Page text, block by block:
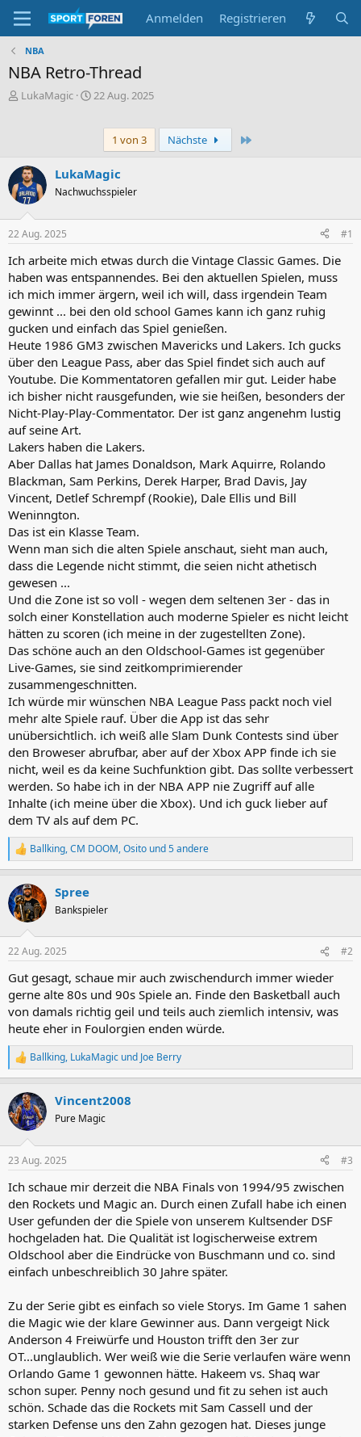
Anmelden Registrieren
NBA
NBA Retro-Thread
E
l
l
e
LukaMagic
E
l
l
t
22 Aug. 2025
1 von 3 Nächste
LukaMagic
Nachwuchsspieler
22 Aug. 2025 #1
Ich arbeite mich etwas durch die Vintage Classic Games. Die
haben was entspannendes. Bei den aktuellen Spielen, muss
ich mich immer ärgern, weil ich will, dass irgendein Team
gewinnt ... bei den old school Games kann ich ganz ruhig
gucken und einfach das Spiel genießen.
Heute 1986 GM3 zwischen Mavericks und Lakers. Ich gucks
über den League Pass, aber das Spiel findet sich auch auf
Youtube. Die Kommentatoren gefallen mir gut. Leider habe
ich bisher nicht rausgefunden, wie sie heißen, besonders der
Nicht-Play-Play-Commentator. Der ist ganz angenehm lustig
auf seine Art.
Lakers haben die Lakers.
Aber Dallas hat James Donaldson, Mark Aquirre, Rolando
Blackman, Sam Perkins, Derek Harper, Brad Davis, Jay
Vincent, Detlef Schrempf (Rookie), Dale Ellis und Bill
Weninngton.
Das ist ein Klasse Team.
Wenn man sich die alten Spiele anschaut, sieht man auch,
dass die Legende nicht stimmt, die seien nicht athetisch
gewesen ...
Und die Zone ist so voll - wegen dem seltenen 3er - das in
solch einer Konstellation auch moderne Spieler es nicht leicht
hätten zu scoren (ich meine in der zugestellten Zone).
Das schöne auch an den Oldschool-Games ist gegenüber
Live-Games, sie sind zeitkomprimierender
zusammengeschnitten.
Ich würde mir wünschen NBA League Pass packt noch viel
mehr alte Spiele rauf. Über die App ist das sehr
unübersichtlich. ich weiß alle Slam Dunk Contests sind über
den Broweser abrufbar, aber auf der Xbox APP finde ich sie
nicht, weil es da keine Suchfunktion gibt. Das sollte verbessert
werden. So habe ich in der NBA APP nie Zugriff auf alle
Inhalte (ich meine über die Xbox). Und ich guck lieber auf
dem TV als auf dem PC.
R
e
k
t
i
e
:
Ballking,CM DOOM,Osito und 5 andere
Spree
Bankspieler
22 Aug. 2025 #2
Gut gesagt, schaue mir auch zwischendurch immer wieder
gerne alte 80s und 90s Spiele an. Finde den Basketball auch
von damals richtig geil und teils auch ziemlich intensiv, was
heute eher in Foulorgien enden würde.
R
e
k
t
i
e
:
Ballking, LukaMagic und Joe Berry
Vincent2008
Pure Magic
23 Aug. 2025 #3
Ich schaue mir derzeit die NBA Finals von 1994/95 zwischen
den Rockets und Magic an. Durch einen Zufall habe ich einen
User gefunden der die Spiele von unserem Kultsender DSF
hochgeladen hat. Die Qualität ist logischerweise extrem
Oldschool aber die Eindrücke von Buschmann und co. sind
einfach unbeschreiblich 30 Jahre später.
Zu der Serie gibt es einfach so viele Storys. Im Game 1 sahen
die Magic wie der klare Gewinner aus. Dann vergeigt Nick
Anderson 4 Freiwürfe und Houston trifft den 3er zur
OT...unglaublich. Wer weiß wie die Serie verlaufen wäre wenn
Orlando Game 1 gewonnen hätte. Hakeem vs. Shaq war
schon super. Penny noch gesund und fit zu sehen ist auch
schön. Schade das die Rockets mit Sam Cassell und der
starken Defense uns den Zahn gezogen hat. Dieses junge